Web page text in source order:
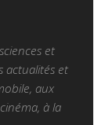
et
actualités et
aux
à la